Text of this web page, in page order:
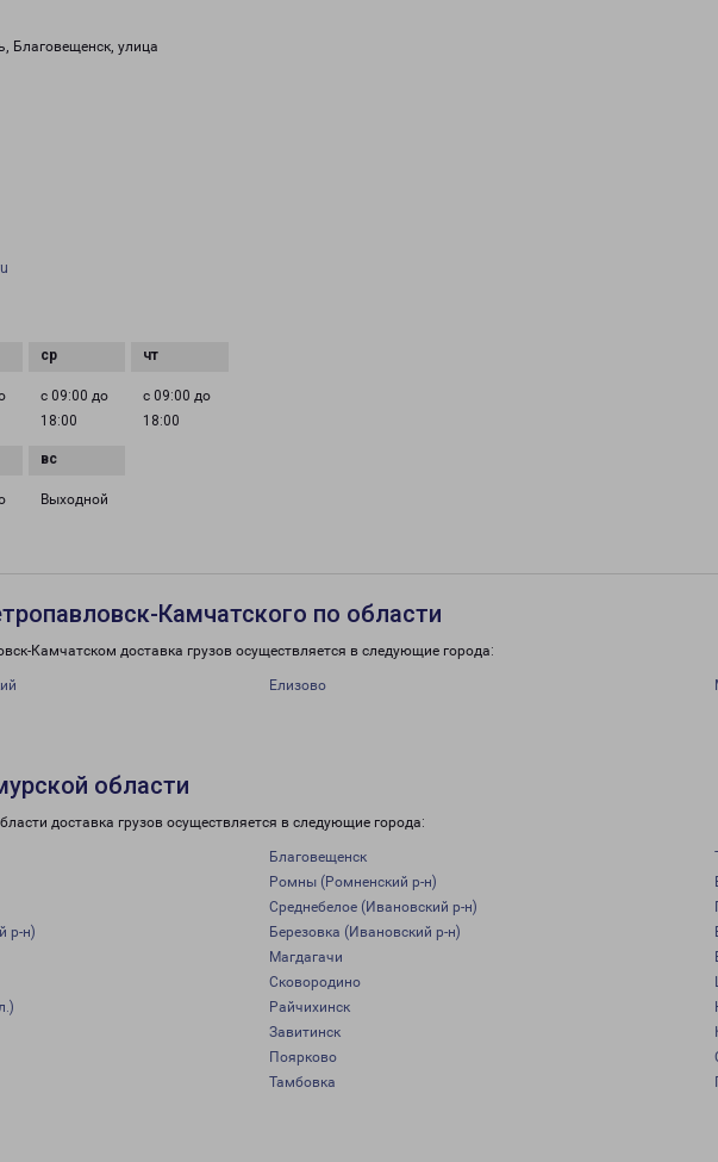
Благовещенск, улица
с 09:00 до
18:00
с 09:00 до
18:00
Выходной
Камчатского по области
Камчатском доставка грузов осуществляется в следующие города:
Елизово
области
доставка грузов осуществляется в следующие города:
Благовещенск
Ромны (Ромненский р-н)
Среднебелое (Ивановский р-н)
р-н)
Березовка (Ивановский р-н)
Магдагачи
Сковородино
Райчихинск
Завитинск
Поярково
Тамбовка